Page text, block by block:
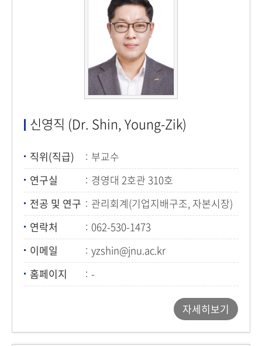
신영직 (Dr. Shin, Young-Zik)
직위(직급)
부교수
연구실
경영대 2호관 310호
전공 및 연구
관리회계(기업지배구조, 자본시장)
연락처
062-530-1473
이메일
yzshin@jnu.ac.kr
홈페이지
-
자세히보기